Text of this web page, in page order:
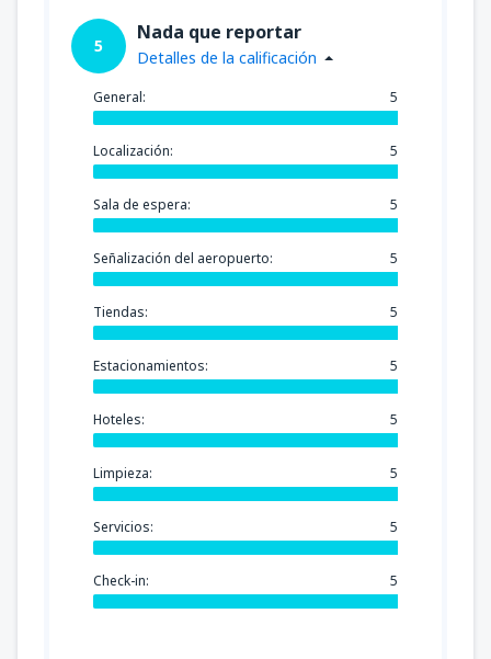
5
Nada que reportar
Detalles de la calificación
General: 5
Localización: 5
Sala de espera: 5
Señalización del aeropuerto: 5
Tiendas: 5
Estacionamientos: 5
Hoteles: 5
Limpieza: 5
Servicios: 5
Check-in: 5